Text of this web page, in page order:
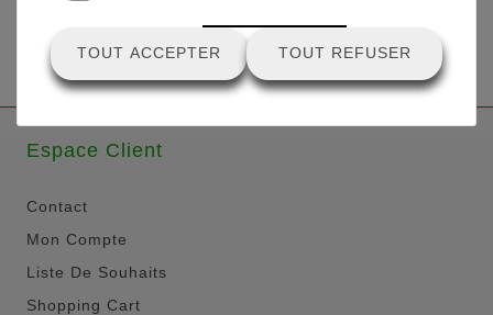
Espace Client
Contact
Mon Compte
Liste De Souhaits
Shopping Cart
TOUT ACCEPTER TOUT REFUSER